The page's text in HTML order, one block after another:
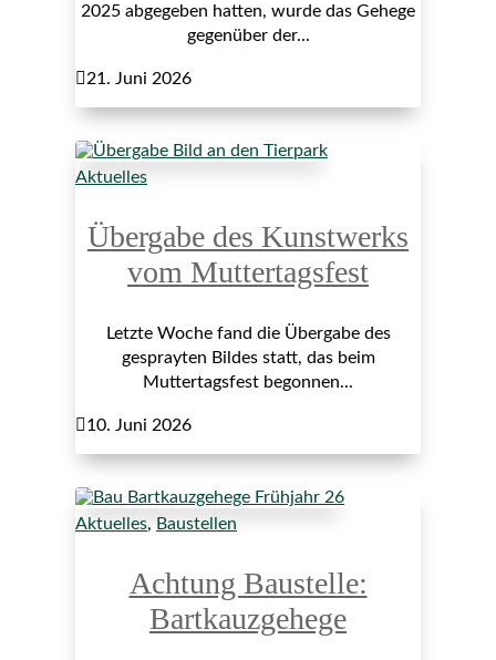
2025 abgegeben hatten, wurde das Gehege
gegenüber der...
21. Juni 2026
Aktuelles
Übergabe des Kunstwerks
vom Muttertagsfest
Letzte Woche fand die Übergabe des
gesprayten Bildes statt, das beim
Muttertagsfest begonnen...
10. Juni 2026
Aktuelles, Baustellen
Achtung Baustelle:
Bartkauzgehege